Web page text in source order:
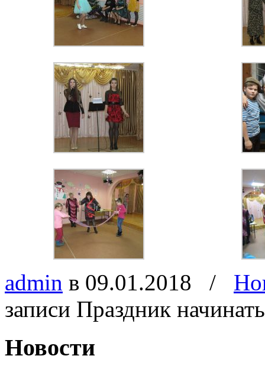
admin в 09.01.2018 /
записи Праздник
Новости